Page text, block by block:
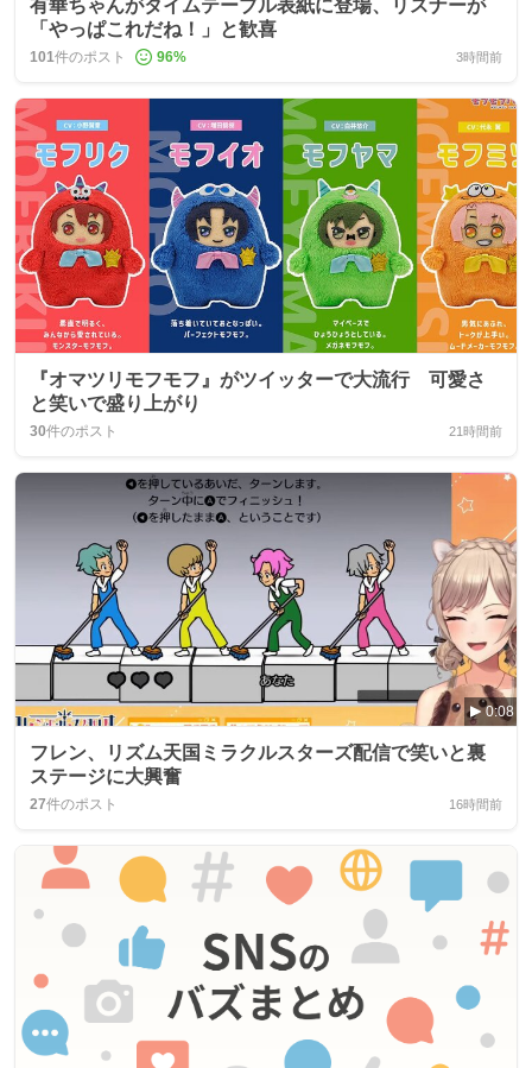
有華ちゃんがタイムテーブル表紙に登場、リスナーが
「やっぱこれだね！」と歓喜
101件のポスト 96% 3時間前
『オマツリモフモフ』がツイッターで大流行 可愛さ
と笑いで盛り上がり
30件のポスト 21時間前
0:08
フレン、リズム天国ミラクルスターズ配信で笑いと裏
ステージに大興奮
27件のポスト 16時間前